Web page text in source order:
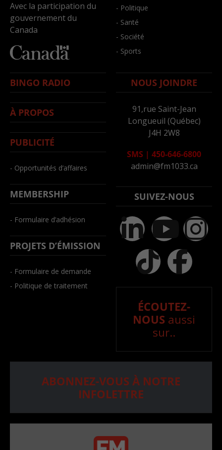
Avec la participation du
gouvernement du
Canada
- Politique
- Santé
- Société
- Sports
BINGO RADIO
À PROPOS
PUBLICITÉ
- Opportunités d’affaires
MEMBERSHIP
- Formulaire d’adhésion
PROJETS D’ÉMISSION
- Formulaire de demande
- Politique de traitement
NOUS JOINDRE
91,rue Saint-Jean
Longueuil (Québec)
J4H 2W8
SMS | 450-646-6800
admin@fm1033.ca
SUIVEZ-NOUS
ÉCOUTEZ-
NOUS aussi
sur..
ABONNEZ-VOUS À NOTRE
INFOLETTRE